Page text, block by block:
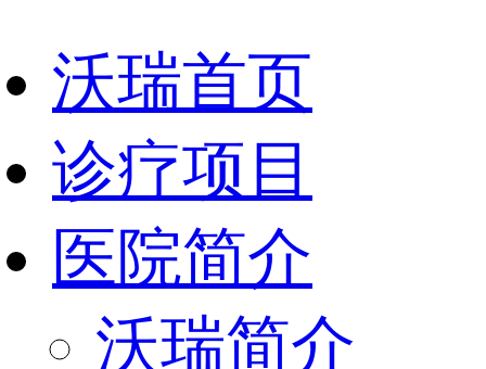
沃瑞首页
诊疗项目
医院简介
沃瑞简介